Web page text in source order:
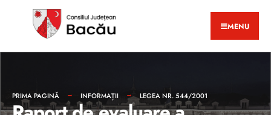
MENU
PRIMA PAGINĂ INFORMAȚII LEGEA NR. 544/2001